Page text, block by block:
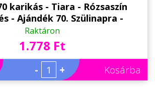
karikás - Tiara - Rózsaszín
- Ajándék 70. Szülinapra -
Party Kellék
Raktáron
1.778 Ft
- + Kosárba